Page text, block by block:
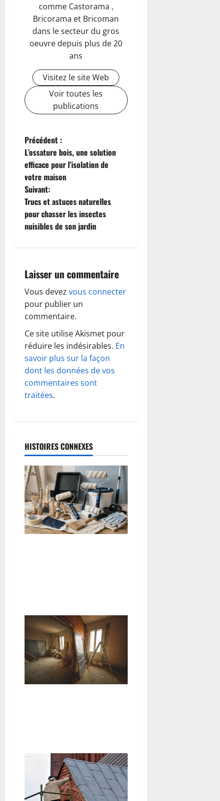
comme Castorama ,
Bricorama et Bricoman
dans le secteur du gros
oeuvre depuis plus de 20
ans
Visitez le site Web
Voir toutes les
publications
N
a
v
i
g
t
i
o
n
d
’
a
i
c
l
e
Précédent :
L’ossature bois, une solution
efficace pour l’isolation de
votre maison
Suivant:
Trucs et astuces naturelles
pour chasser les insectes
nuisibles de son jardin
Laisser un commentaire
Vous devez vous connecter
pour publier un
commentaire.
Ce site utilise Akismet pour
réduire les indésirables. En
savoir plus sur la façon
dont les données de vos
commentaires sont
traitées.
HISTOIRES CONNEXES